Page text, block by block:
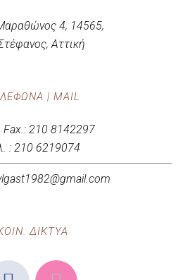
4, 14565,
Αττική
| MAIL
Fax.: 210 8142297
: 210 6219074
ΔΙΚΤΥΑ